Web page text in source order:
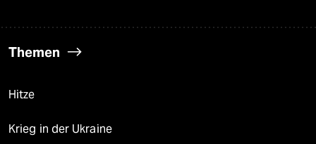
Themen
Hitze
Krieg in der Ukraine